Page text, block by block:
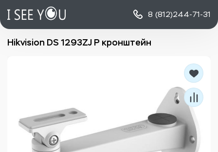
8 (812)244-71-31
Hikvision DS 1293ZJ P кронштейн